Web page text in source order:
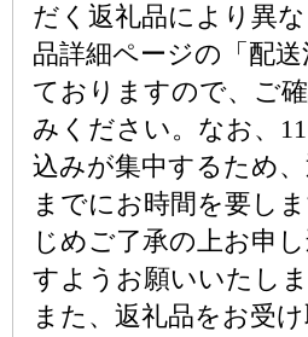
だく返礼品により異
品詳細ページの「配
ておりますので、ご
みください。なお、
込みが集中するため
までにお時間を要し
じめご了承の上お申
すようお願いいたしま
また、返礼品をお受